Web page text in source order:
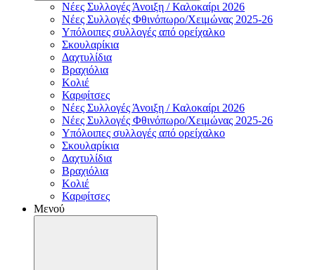
Νέες Συλλογές Άνοιξη / Καλοκαίρι 2026
Νέες Συλλογές Φθινόπωρο/Χειμώνας 2025-26
Υπόλοιπες συλλογές από ορείχαλκο
Σκουλαρίκια
Δαχτυλίδια
Βραχιόλια
Κολιέ
Καρφίτσες
Νέες Συλλογές Άνοιξη / Καλοκαίρι 2026
Νέες Συλλογές Φθινόπωρο/Χειμώνας 2025-26
Υπόλοιπες συλλογές από ορείχαλκο
Σκουλαρίκια
Δαχτυλίδια
Βραχιόλια
Κολιέ
Καρφίτσες
Μενού